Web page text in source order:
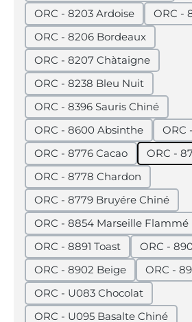
ORC - 8203 Ardoise
ORC -
ORC - 8206 Bordeaux
ORC - 8207 Chàtaigne
ORC - 8238 Bleu Nuit
ORC - 8396 Sauris Chiné
ORC - 8600 Absinthe
ORC
ORC - 8776 Cacao
ORC -
ORC - 8778 Chardon
ORC - 8779 Bruyére Chiné
ORC - 8854 Marseille Flammé
ORC - 8891 Toast
ORC -
ORC - 8902 Beige
ORC -
ORC - U083 Chocolat
ORC - U095 Basalte Chiné